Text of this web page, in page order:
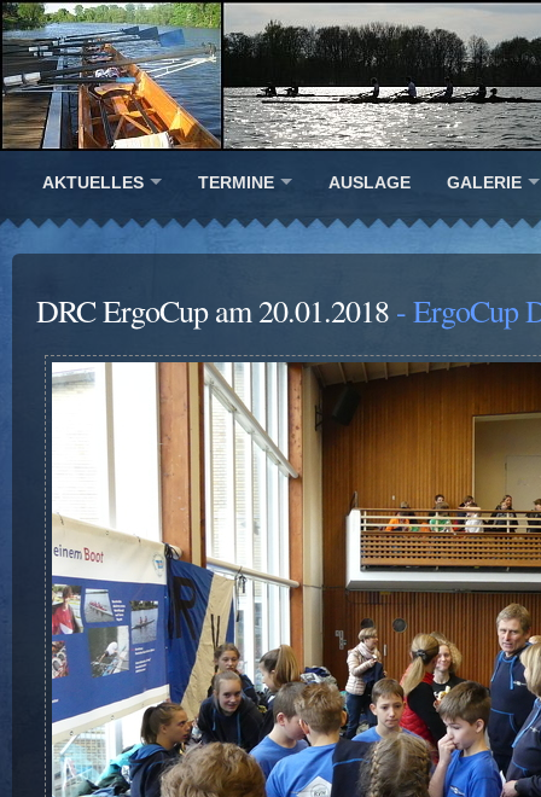
AKTUELLES TERMINE AUSLAGE GALERIE
DRC ErgoCup am 20.01.2018 - ErgoCup